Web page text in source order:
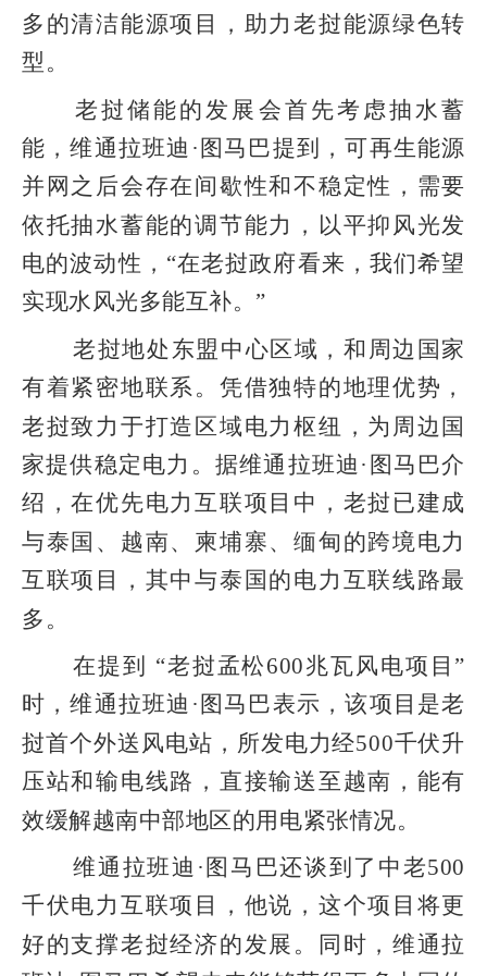
多的清洁能源项目，助力老挝能源绿色转
型。
老挝储能的发展会首先考虑抽水蓄
能，维通拉班迪·图马巴提到，可再生能源
并网之后会存在间歇性和不稳定性，需要
依托抽水蓄能的调节能力，以平抑风光发
电的波动性，“在老挝政府看来，我们希望
实现水风光多能互补。”
老挝地处东盟中心区域，和周边国家
有着紧密地联系。凭借独特的地理优势，
老挝致力于打造区域电力枢纽，为周边国
家提供稳定电力。据维通拉班迪·图马巴介
绍，在优先电力互联项目中，老挝已建成
与泰国、越南、柬埔寨、缅甸的跨境电力
互联项目，其中与泰国的电力互联线路最
多。
在提到 “老挝孟松600兆瓦风电项目”
时，维通拉班迪·图马巴表示，该项目是老
挝首个外送风电站，所发电力经500千伏升
压站和输电线路，直接输送至越南，能有
效缓解越南中部地区的用电紧张情况。
维通拉班迪·图马巴还谈到了中老500
千伏电力互联项目，他说，这个项目将更
好的支撑老挝经济的发展。同时，维通拉